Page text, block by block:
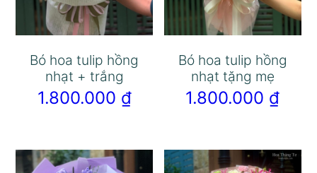
Bó hoa tulip hồng
nhạt + trắng
1.800.000 ₫
Bó hoa tulip hồng
nhạt tặng mẹ
1.800.000 ₫